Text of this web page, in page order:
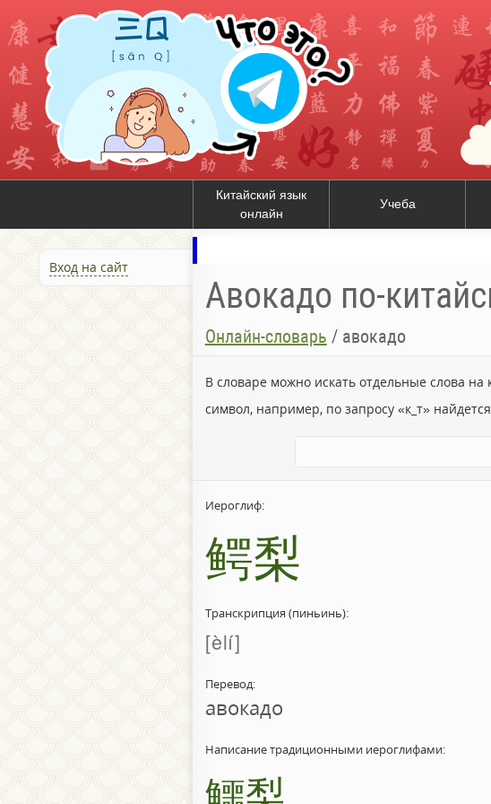
Китайский язык
онлайн
Учеба
Вход на сайт
Авокадо по-
Онлайн-словарь / авокадо
В словаре можно искать отдельные слова
символ, например, по запросу «к_т»
Иероглиф:
鳄梨
Транскрипция (пиньинь):
èlí
Перевод:
авокадо
Написание традиционными иероглифами: